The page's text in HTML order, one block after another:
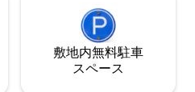
敷地内無料駐⁠車
ス⁠ペ⁠ー⁠ス